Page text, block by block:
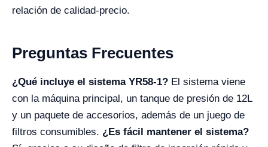
relación de calidad-precio.
Preguntas Frecuentes
¿Qué incluye el sistema YR58-1? El sistema viene
con la máquina principal, un tanque de presión de 12L
y un paquete de accesorios, además de un juego de
filtros consumibles. ¿Es fácil mantener el sistema?